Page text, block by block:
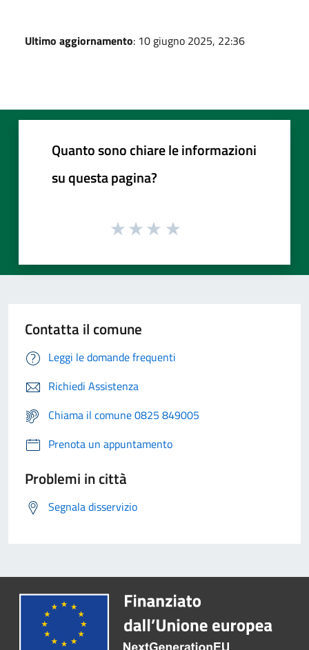
Ultimo aggiornamento: 10 giugno 2025, 22:36
Quanto sono chiare le informazioni
su questa pagina?
Contatta il comune
Leggi le domande frequenti
Richiedi Assistenza
Chiama il comune 0825 849005
Prenota un appuntamento
Problemi in città
Segnala disservizio